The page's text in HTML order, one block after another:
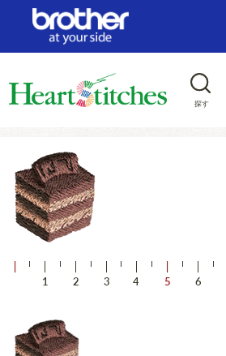
探す
ログイン/新規会員登録
ジャンルから探す